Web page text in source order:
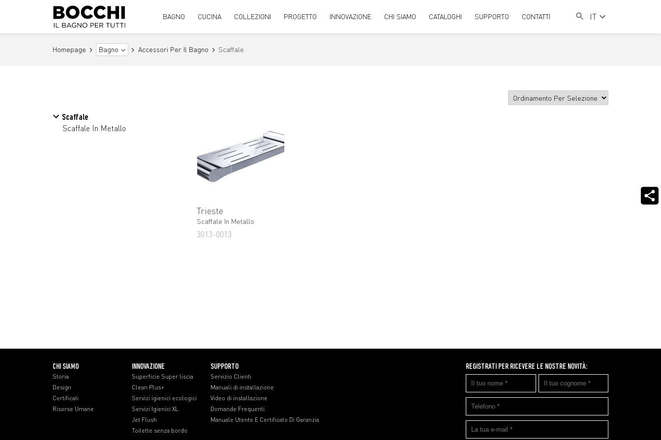
BAGNO CUCINA COLLEZIONI PROGETTO INNOVAZIONE CHI SIAMO CATALOGHI SUPPORTO CONTATTI IT
Homepage Bagno Accessori Per Il Bagno Scaffale
Scaffale
Scaffale In Metallo
Trieste
Scaffale In Metallo
3013-0013
CHI SIAMO
Storia
Design
Certificati
Risorse Umane
INNOVAZIONE
Superficie Super liscia
Clean Plus+
Servizi igienici ecologici
Servizi Igienici XL
Jet Flush
Toilette senza bordo
SUPPORTO
Servizio Clienti
Manuali di installazione
Video di installazione
Domande Frequenti
Manuale Utente E Certificato Di Garanzia
REGISTRATI PER RICEVERE LE NOSTRE NOVITÀ: